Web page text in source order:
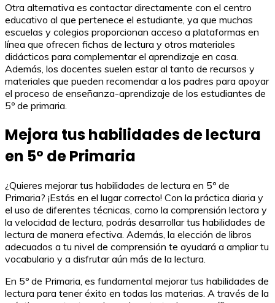
Otra alternativa es contactar directamente con el centro
educativo al que pertenece el estudiante, ya que muchas
escuelas y colegios proporcionan acceso a plataformas en
línea que ofrecen fichas de lectura y otros materiales
didácticos para complementar el aprendizaje en casa.
Además, los docentes suelen estar al tanto de recursos y
materiales que pueden recomendar a los padres para apoyar
el proceso de enseñanza-aprendizaje de los estudiantes de
5º de primaria.
Mejora tus habilidades de lectura
en 5º de Primaria
¿Quieres mejorar tus habilidades de lectura en 5º de
Primaria? ¡Estás en el lugar correcto! Con la práctica diaria y
el uso de diferentes técnicas, como la comprensión lectora y
la velocidad de lectura, podrás desarrollar tus habilidades de
lectura de manera efectiva. Además, la elección de libros
adecuados a tu nivel de comprensión te ayudará a ampliar tu
vocabulario y a disfrutar aún más de la lectura.
En 5º de Primaria, es fundamental mejorar tus habilidades de
lectura para tener éxito en todas las materias. A través de la